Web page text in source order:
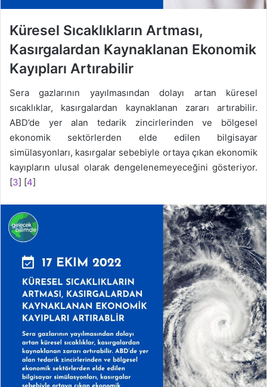
Küresel Sıcaklıkların Artması,
Kasırgalardan Kaynaklanan Ekonomik
Kayıpları Artırabilir
Sera gazlarının yayılmasından dolayı artan küresel
sıcaklıklar, kasırgalardan kaynaklanan zararı artırabilir.
ABD’de yer alan tedarik zincirlerinden ve bölgesel
ekonomik sektörlerden elde edilen bilgisayar
simülasyonları, kasırgalar sebebiyle ortaya çıkan ekonomik
kayıpların ulusal olarak dengelenemeyeceğini gösteriyor.
[3] [4]